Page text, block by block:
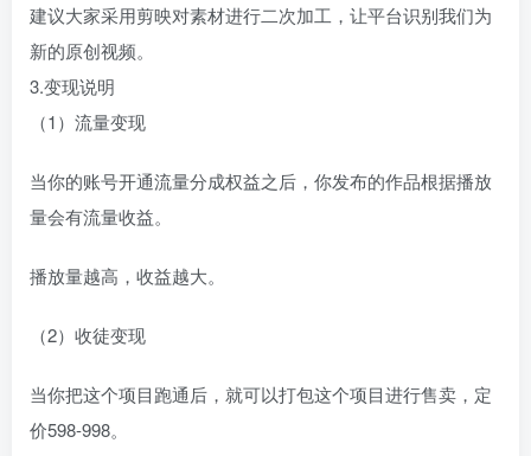
建议大家采用剪映对素材进行二次加工，让平台识别我们为
新的原创视频。
3.变现说明
（1）流量变现
当你的账号开通流量分成权益之后，你发布的作品根据播放
量会有流量收益。
播放量越高，收益越大。
（2）收徒变现
当你把这个项目跑通后，就可以打包这个项目进行售卖，定
价598-998。